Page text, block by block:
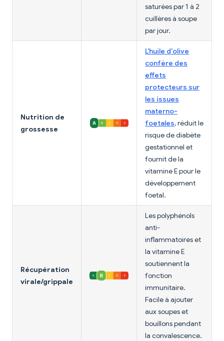
saturées par 1 à 2
cuillères à soupe
par jour.
Nutrition de
grossesse
L'huile d'olive
confère des
effets
protecteurs sur
les issues
materno-
foetales, réduit le
risque de diabète
gestationnel et
fournit de la
vitamine E pour le
développement
foetal.
Récupération
virale/grippale
Les polyphénols
anti-
inflammatoires et
la vitamine E
soutiennent la
fonction
immunitaire.
Facile à ajouter
aux soupes et
bouillons pendant
la convalescence.